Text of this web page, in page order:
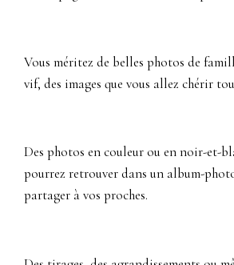
Vous méritez de belles photos de
vif, des images que vous allez chérir
Des photos en couleur ou en noir-et-
pourrez retrouver dans un album-
partager à vos proches.